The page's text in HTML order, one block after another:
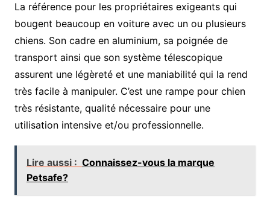
La référence pour les propriétaires exigeants qui
bougent beaucoup en voiture avec un ou plusieurs
chiens. Son cadre en aluminium, sa poignée de
transport ainsi que son système télescopique
assurent une légèreté et une maniabilité qui la rend
très facile à manipuler. C’est une rampe pour chien
très résistante, qualité nécessaire pour une
utilisation intensive et/ou professionnelle.
Lire aussi : Connaissez-vous la marque
Petsafe?